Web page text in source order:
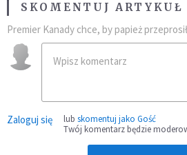
SKOMENTUJ ARTYKUŁ
Premier Kanady chce, by papież przeprosił
Zaloguj się lub skomentuj jako Gość
Twój komentarz będzie